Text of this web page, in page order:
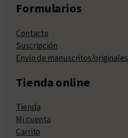
Formularios
Contacto
Suscripción
Envío de manuscritos/originales
Tienda online
Tienda
Mi cuenta
Carrito